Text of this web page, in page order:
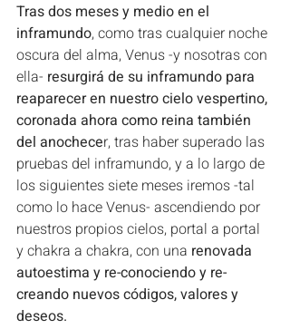
Tras dos meses y medio en el
inframundo, como tras cualquier noche
oscura del alma, Venus -y nosotras con
ella- resurgirá de su inframundo para
reaparecer en nuestro cielo vespertino,
coronada ahora como reina también
del anochecer, tras haber superado las
pruebas del inframundo, y a lo largo de
los siguientes siete meses iremos -tal
como lo hace Venus- ascendiendo por
nuestros propios cielos, portal a portal
y chakra a chakra, con una renovada
autoestima y re-conociendo y re-
creando nuevos códigos, valores y
deseos.